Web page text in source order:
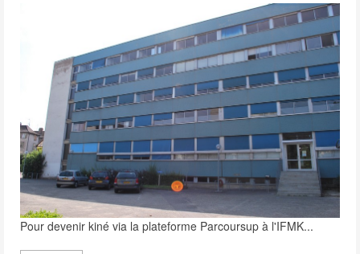
Pour devenir kiné via la plateforme Parcoursup à l'IFMK...